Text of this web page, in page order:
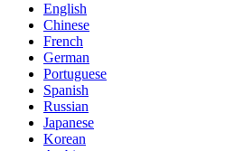
English
Chinese
French
German
Portuguese
Spanish
Russian
Japanese
Korean